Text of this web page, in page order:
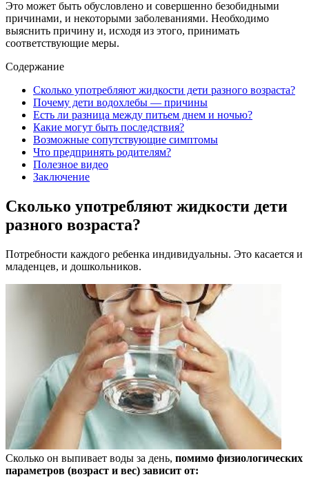
Это может быть обусловлено и совершенно безобидными
причинами, и некоторыми заболеваниями. Необходимо
выяснить причину и, исходя из этого, принимать
соответствующие меры.
Содержание
Сколько употребляют жидкости дети разного возраста?
Почему дети водохлебы — причины
Есть ли разница между питьем днем и ночью?
Какие могут быть последствия?
Возможные сопутствующие симптомы
Что предпринять родителям?
Полезное видео
Заключение
Сколько употребляют жидкости дети
разного возраста?
Потребности каждого ребенка индивидуальны. Это касается и
младенцев, и дошкольников.
Сколько он выпивает воды за день, помимо физиологических
параметров (возраст и вес) зависит от: